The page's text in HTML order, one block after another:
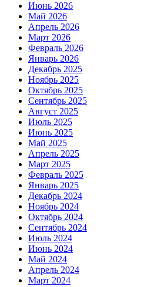
Июнь 2026
Май 2026
Апрель 2026
Март 2026
Февраль 2026
Январь 2026
Декабрь 2025
Ноябрь 2025
Октябрь 2025
Сентябрь 2025
Август 2025
Июль 2025
Июнь 2025
Май 2025
Апрель 2025
Март 2025
Февраль 2025
Январь 2025
Декабрь 2024
Ноябрь 2024
Октябрь 2024
Сентябрь 2024
Июль 2024
Июнь 2024
Май 2024
Апрель 2024
Март 2024